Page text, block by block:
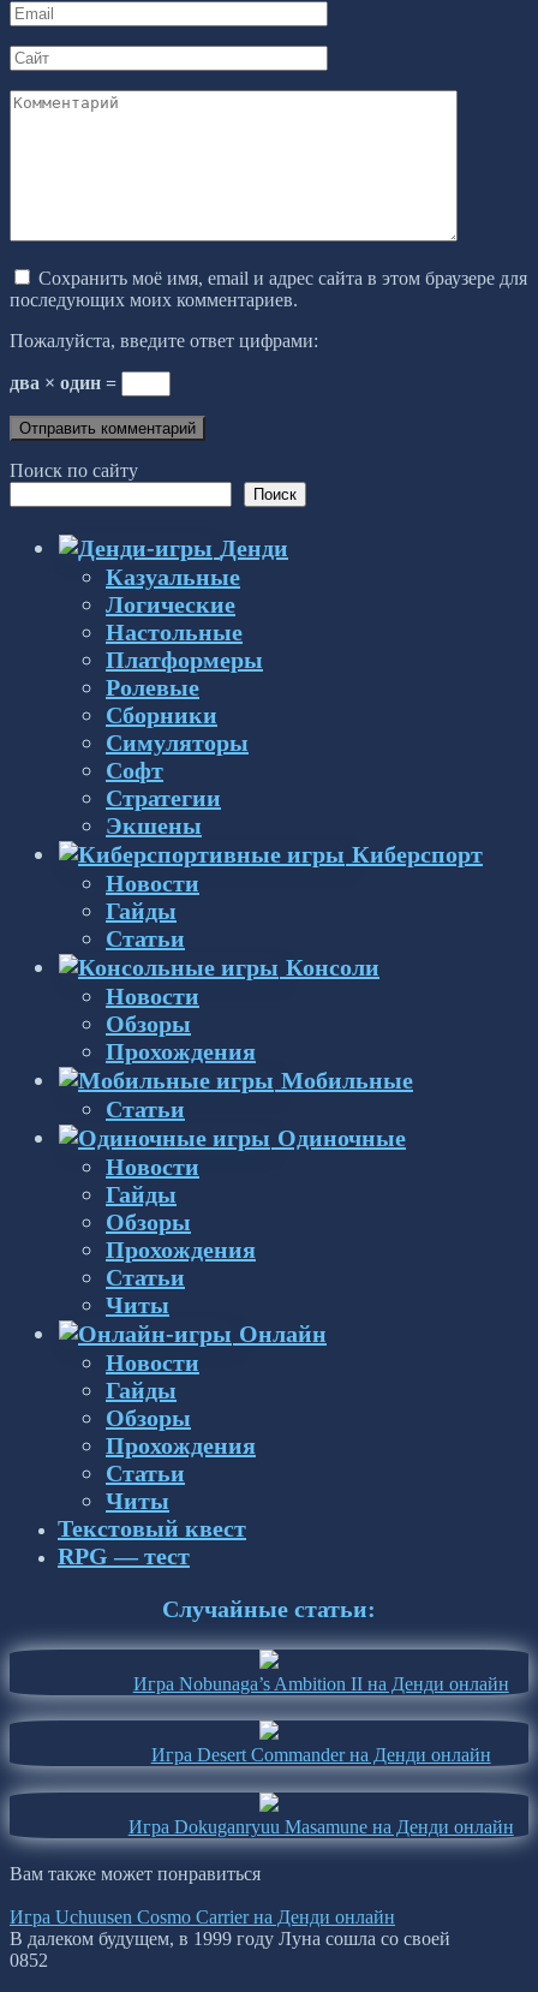
Email
*
Сайт
Комментарий
Сохранить моё имя, email и адрес сайта в этом браузере для
последующих моих комментариев.
Пожалуйста, введите ответ цифрами:
два × один =
Поиск по сайту
Поиск
Денди
Казуальные
Логические
Настольные
Платформеры
Ролевые
Сборники
Симуляторы
Софт
Стратегии
Экшены
Киберспорт
Новости
Гайды
Статьи
Консоли
Новости
Обзоры
Прохождения
Мобильные
Статьи
Одиночные
Новости
Гайды
Обзоры
Прохождения
Статьи
Читы
Онлайн
Новости
Гайды
Обзоры
Прохождения
Статьи
Читы
Текстовый квест
RPG — тест
Случайные статьи:
Игра Nobunaga’s Ambition II на Денди онлайн
Игра Desert Commander на Денди онлайн
Игра Dokuganryuu Masamune на Денди онлайн
Вам также может понравиться
Игра Uchuusen Cosmo Carrier на Денди онлайн
В далеком будущем, в 1999 году Луна сошла со своей
0852